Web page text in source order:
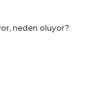
neden oluyor?